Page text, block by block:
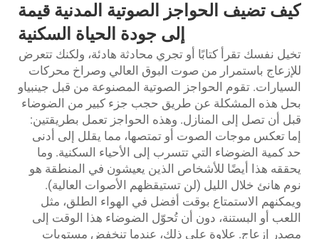
كيف تضيف الحواجز الصوتية المدنية قيمة
إلى جودة الحياة السكنية
تخيل نفسك تقرأ كتابًا أو تجري محادثة هادئة، ولكنك تتعرض
للإزعاج باستمرار من صوت البوق العالي وصراخ محركات
السيارات. تقوم الحواجز الصوتية المصنوعة من قبل جينبياو
بحل هذه المشكلة عن طريق حجب جزء كبير من الضوضاء
قبل أن تصل إلى المنازل. وهذه الحواجز تعمل بطريقتين:
إما تعكس موجات الصوت أو تمتصها، مما يقلل إلى أدنى
حد كمية الضوضاء التي تتسرب إلى الأحياء السكنية. وما
يحققه هذا أيضًا للأشخاص الذين يعيشون في المنطقة هو
نوم هانئ خلال الليل (لن تستيقظهم الأصوات العالية).
ويمكنهم الاستمتاع بوقت أفضل في الهواء الطلق، مثل
اللعب أو البستنة، دون أن تُحوّل الضوضاء هذا الوقت إلى
مصدر إزعاج. علاوة على ذلك، عندما تنخفض مستويات